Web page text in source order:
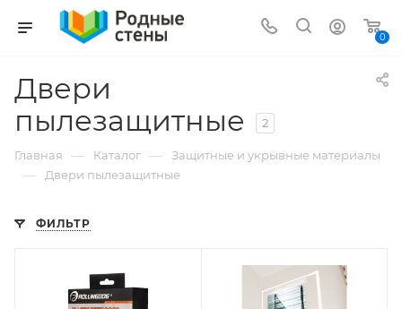
0
Двери
пылезащитные
2
Главная — Каталог — Защитные и укрывные материалы
— Двери пылезащитные
ФИЛЬТР